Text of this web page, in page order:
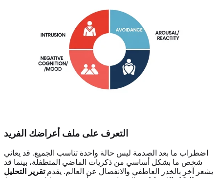
التعرف على ملف أعراضك الفريد
اضطراب ما بعد الصدمة ليس حالة واحدة تناسب الجميع. قد يعاني
شخص ما بشكل أساسي من ذكريات الماضي المتطفلة، بينما قد
يشعر آخر بالخدر العاطفي والانفصال عن العالم. يقدمتقرير التحليل